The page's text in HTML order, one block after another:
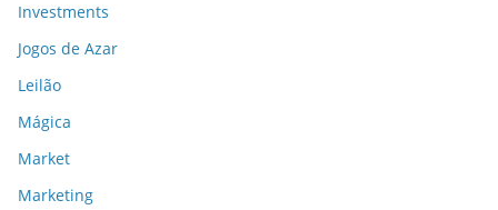
Investments
Jogos de Azar
Leilão
Mágica
Market
Marketing